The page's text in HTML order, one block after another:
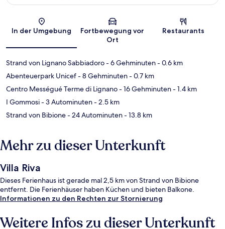
Karte
In der Umgebung
Fortbewegung vor
Ort
Restaurants
Strand von Lignano Sabbiadoro- 6 Gehminuten- 0.6 km
Abenteuerpark Unicef- 8 Gehminuten- 0.7 km
Centro Mességué Terme di Lignano- 16 Gehminuten- 1.4 km
I Gommosi- 3 Autominuten- 2.5 km
Strand von Bibione- 24 Autominuten- 13.8 km
Mehr zu dieser Unterkunft
Villa Riva
Dieses Ferienhaus ist gerade mal 2,5 km von Strand von Bibione
entfernt. Die Ferienhäuser haben Küchen und bieten Balkone.
Informationen zu den Rechten zur Stornierung
Weitere Infos zu dieser Unterkunft